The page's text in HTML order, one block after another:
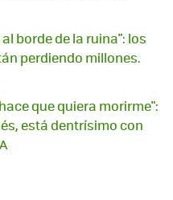
borde de la ruina": los
perdiendo millones.
que quiera morirme":
está dentrísimo con